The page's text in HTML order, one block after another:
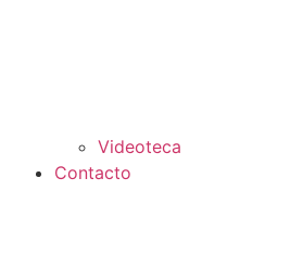
Videoteca
Contacto